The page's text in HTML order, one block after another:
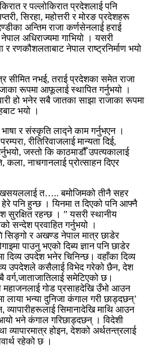
र पल्लोकिरात प्रदेशलाई पनि
सिरहा, महोत्तरी र मोरङ प्रदेशहरू
अन्तिम राजा कर्णसेनलाई हराई
अधिराज्यमा गाभियो । यसरी
र रणकौशलताबाट नेपाल राष्ट्रनिर्माण भयो
सीमित नभई, तराई प्रदेशका समेत राजा
रूपमा आफूलाई स्थापित गर्नुभयो ।
हो भनेर सबै जातका साझा राजाका रूपमा
भयो ।
र संस्कृति लाद्ने काम गर्नुभएन ।
रीतिरिवाजलाई मान्यता दिई,
जस्तो कि काठमाडौँ उपत्यकालाई
कला, नाचगानलाई प्रोत्साहन दिएर
त….. बमोजिमको तीनै सहर
पनि हुन्छ । यिनमा त दिएको पनि आफ्नै
रहन्छ । ” यसरी स्थानीय
सन्देश प्रवाहित गर्नुभयो ।
सिङ्गो र अखण्ड नेपाल मात्र छाडेर
पाउनु भएको दिब्य ज्ञान पनि छाडेर
उपदेश भनेर चिनिन्छ। वहाँका दिव्य
उपदेशले कसैलाई विभेद गरेको छैन, देश
समेटिएको छ।
महाजनलाई गोड प्रसाहदेखि उँभो आउन
लाया भन्या दुनिजा कंगाल गरी छाड्दछन्’
व्यापारीहरूलाई सिमानादेखि माथि आउन
भने कंगाल गरिछाड्दछन् । विदेशी
व्यापारमात्र होइन, देशको अर्थतन्त्रलाई
रहेको छ ।